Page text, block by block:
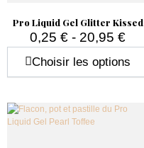
Pro Liquid Gel Glitter Kissed
0,25 € - 20,95 €
Choisir les options